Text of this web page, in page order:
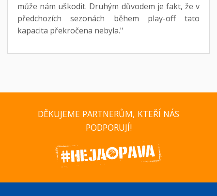
může nám uškodit. Druhým důvodem je fakt, že v
předchozích sezonách během play-off tato
kapacita překročena nebyla."
DĚKUJEME PARTNERŮM, KTEŘÍ NÁS
PODPORUJÍ!